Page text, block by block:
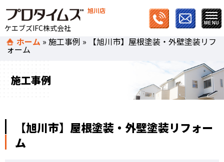
旭川店
ケエブズIFC株式会社
ホーム »施工事例 » 【旭川市】屋根塗装・外壁塗装リフ
ォーム
施工事例
【旭川市】屋根塗装・外壁塗装リフォー
ム